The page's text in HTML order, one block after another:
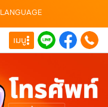
LANGUAGE
เมนู